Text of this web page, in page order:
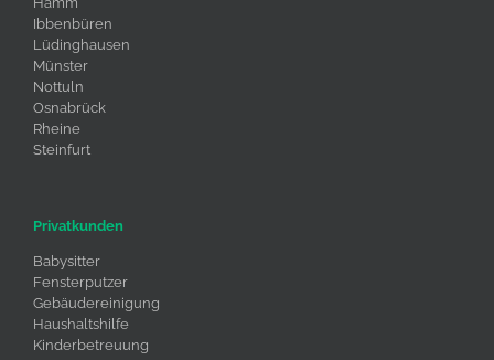
Ibbenbüren
Lüdinghausen
Münster
Nottuln
Osnabrück
Rheine
Steinfurt
Privatkunden
Babysitter
Fensterputzer
Gebäudereinigung
Haushaltshilfe
Kinderbetreuung